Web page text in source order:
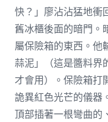
快？」廖沾沾猛地衝
舊冰櫃後面的暗門。
屬保險箱的東西。他
蒜泥」（這是醬料界
才會用）。保險箱打
詭異紅色光芒的儀器
頂部插著一根彎曲的